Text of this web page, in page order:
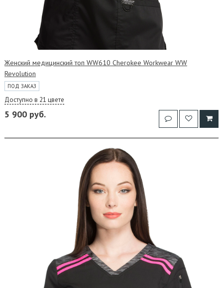
Женский медицинский топ WW610 Cherokee Workwear WW
Revolution
ПОД ЗАКАЗ
Доступно в 21 цвете
5 900 руб.